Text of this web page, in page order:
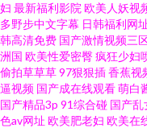
妇 最新福利影院 欧美人妖视
多野步中文字幕 日韩福利网
韩高清免费 国产激情视频三
洲国 欧美性爱密臀疯狂少妇
偷拍草草草97狠狠插香蕉视
逼视频 国产成在线观看萌白
国产精品3p 91综合碰 国产乱
色av网址 欧美肥老妇 欧美在